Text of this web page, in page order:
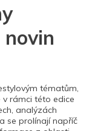
tématům,
v rámci této edice
analýzách
se prolínají napříč